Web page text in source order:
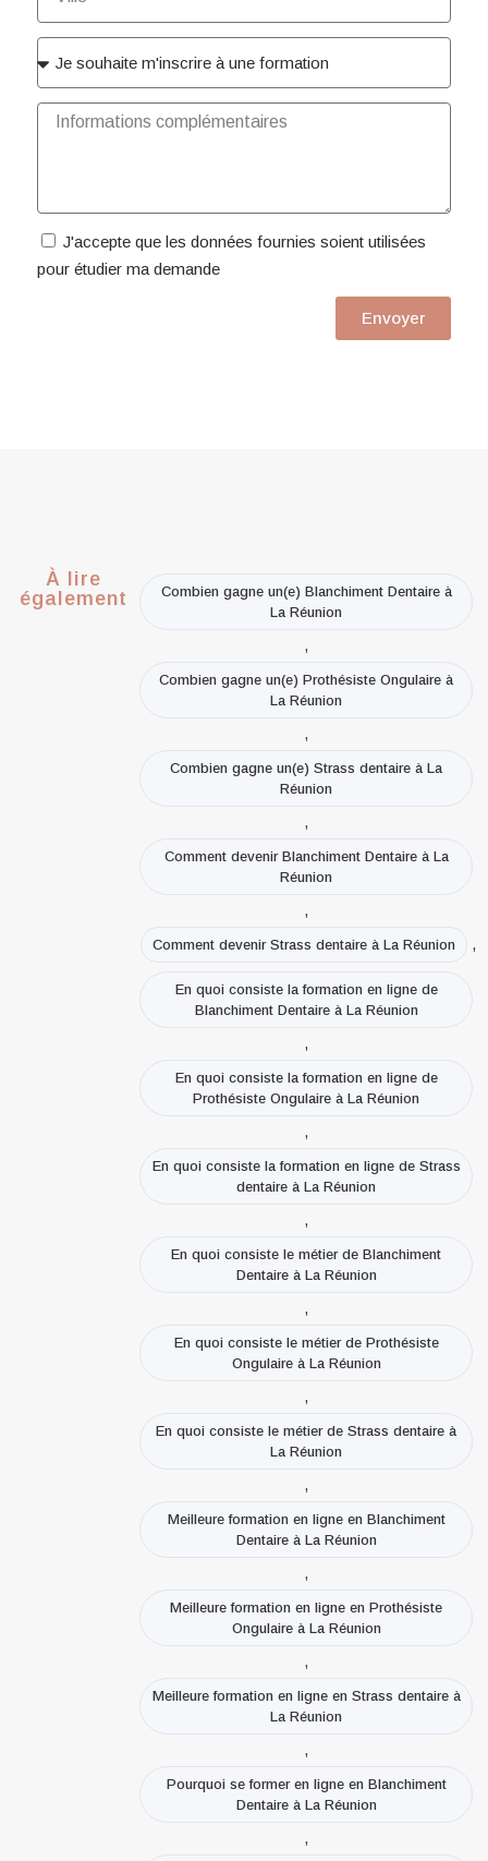
J'accepte que les données fournies soient utilisées
pour étudier ma demande
Envoyer
À lire
également
Combien gagne un(e) Blanchiment Dentaire à
La Réunion
,
Combien gagne un(e) Prothésiste Ongulaire à
La Réunion
,
Combien gagne un(e) Strass dentaire à La
Réunion
,
Comment devenir Blanchiment Dentaire à La
Réunion
,
Comment devenir Strass dentaire à La Réunion ,
En quoi consiste la formation en ligne de
Blanchiment Dentaire à La Réunion
,
En quoi consiste la formation en ligne de
Prothésiste Ongulaire à La Réunion
,
En quoi consiste la formation en ligne de Strass
dentaire à La Réunion
,
En quoi consiste le métier de Blanchiment
Dentaire à La Réunion
,
En quoi consiste le métier de Prothésiste
Ongulaire à La Réunion
,
En quoi consiste le métier de Strass dentaire à
La Réunion
,
Meilleure formation en ligne en Blanchiment
Dentaire à La Réunion
,
Meilleure formation en ligne en Prothésiste
Ongulaire à La Réunion
,
Meilleure formation en ligne en Strass dentaire à
La Réunion
,
Pourquoi se former en ligne en Blanchiment
Dentaire à La Réunion
,